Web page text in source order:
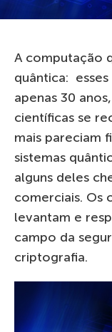
A computação
quântica:
apenas 30
científicas se
mais pareciam
sistemas
alguns deles
comerciais. Os
levantam e
campo da
criptografia.